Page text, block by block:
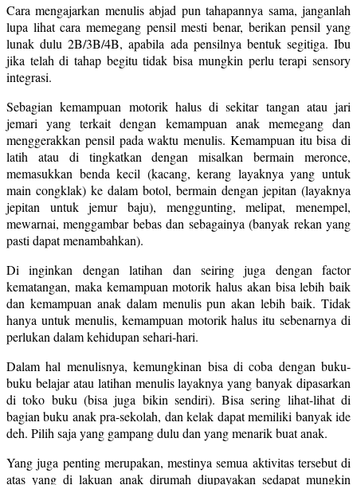
Cara mengajarkan menulis abjad pun tahapannya sama, janganlah
lupa lihat cara memegang pensil mesti benar, berikan pensil yang
lunak dulu 2B/3B/4B, apabila ada pensilnya bentuk segitiga. Ibu
jika telah di tahap begitu tidak bisa mungkin perlu terapi sensory
integrasi.
Sebagian kemampuan motorik halus di sekitar tangan atau jari
jemari yang terkait dengan kemampuan anak memegang dan
menggerakkan pensil pada waktu menulis. Kemampuan itu bisa di
latih atau di tingkatkan dengan misalkan bermain meronce,
memasukkan benda kecil (kacang, kerang layaknya yang untuk
main congklak) ke dalam botol, bermain dengan jepitan (layaknya
jepitan untuk jemur baju), menggunting, melipat, menempel,
mewarnai, menggambar bebas dan sebagainya (banyak rekan yang
pasti dapat menambahkan).
Di inginkan dengan latihan dan seiring juga dengan factor
kematangan, maka kemampuan motorik halus akan bisa lebih baik
dan kemampuan anak dalam menulis pun akan lebih baik. Tidak
hanya untuk menulis, kemampuan motorik halus itu sebenarnya di
perlukan dalam kehidupan sehari-hari.
Dalam hal menulisnya, kemungkinan bisa di coba dengan buku-
buku belajar atau latihan menulis layaknya yang banyak dipasarkan
di toko buku (bisa juga bikin sendiri). Bisa sering lihat-lihat di
bagian buku anak pra-sekolah, dan kelak dapat memiliki banyak ide
deh. Pilih saja yang gampang dulu dan yang menarik buat anak.
Yang juga penting merupakan, mestinya semua aktivitas tersebut di
atas yang di lakuan anak dirumah diupayakan sedapat mungkin